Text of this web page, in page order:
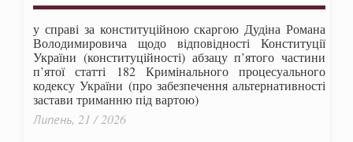
у справі за конституційною скаргою Дудіна Романа
Володимировича щодо відповідності Конституції
України (конституційності) абзацу п’ятого частини
п’ятої статті 182 Кримінального процесуального
кодексу України (про забезпечення альтернативності
застави триманню під вартою)
Липень, 21 / 2026